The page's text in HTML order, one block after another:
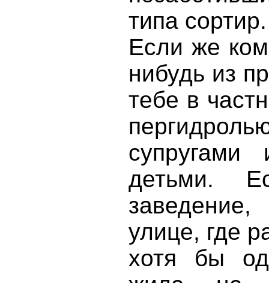
типа сортир.
Если же
нибудь из
тебе в
детьми.
улице, где
хотя бы